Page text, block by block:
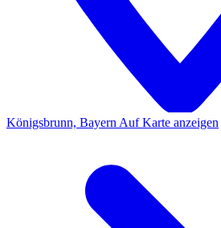
Königsbrunn, Bayern Auf Karte anzeigen